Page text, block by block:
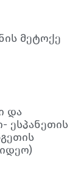
მეტოქე
და
ესპანეთის